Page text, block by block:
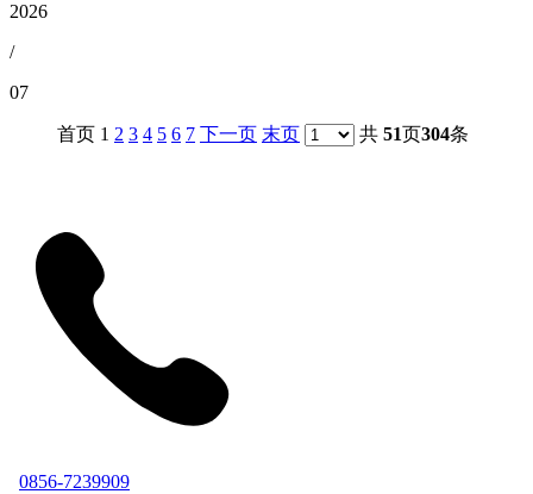
2026
/
07
首页 1 2 3 4 5 6 7 下一页 末页 共 51页304条
0856-7239909